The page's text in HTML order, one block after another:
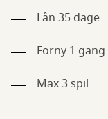
Lån 35 dage
Forny 1
Max 3 spil